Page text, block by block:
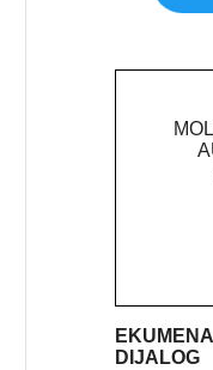
DIJALOG